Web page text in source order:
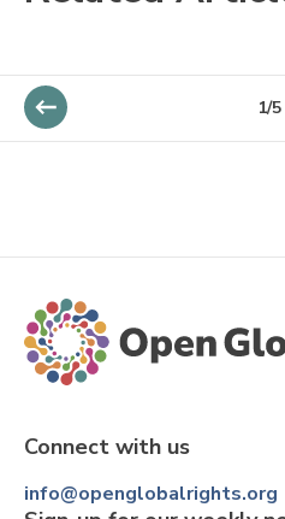
1/5
Connect with us
info@openglobalrights.org